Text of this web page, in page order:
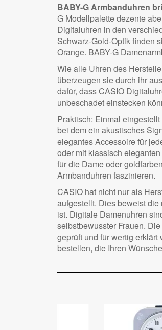
BABY-G Armbanduhren
G Modellpalette dezente
Digitaluhren in den
Schwarz-Gold-Optik finden
Orange. BABY-G
Wie alle Uhren des
überzeugen sie durch ihr
dafür, dass CASIO
unbeschadet einstecken
Praktisch: Einmal
bei dem ein akustisches
elegantes Accessoire für
oder mit klassisch
für die Dame oder
Armbanduhren faszinieren.
CASIO hat nicht nur als
aufgestellt. Dies beweist
ist. Digitale Damenuhren
selbstbewusster Frauen.
geprüft und für wertig
bestellen, die Ihren